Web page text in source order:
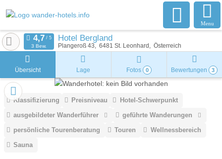
Menu
Hotel Bergland
Plangeroß 43 6481 St. Leonhard Österreich
3 Bew.
Übersicht Lage Fotos 0 Bewertungen 3
Klassifizierung Preisniveau
Hotel-Schwerpunkt
ausgebildeter Wanderführer
geführte Wanderungen
persönliche Tourenberatung
Touren
Wellnessbereich
Sauna